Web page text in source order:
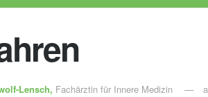
Lensch, Fachärztin für Innere Medizin